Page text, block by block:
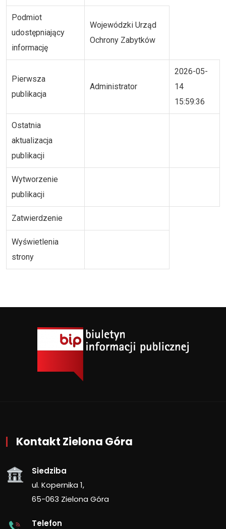
Podmiot
udostępniający
informację
Wojewódzki Urząd
Ochrony Zabytków
Pierwsza
publikacja
Administrator
2026-05-
14
15:59:36
Ostatnia
aktualizacja
publikacji
Wytworzenie
publikacji
Zatwierdzenie
Wyświetlenia
strony
Kontakt Zielona Góra
Siedziba
ul. Kopernika 1,
65-063 Zielona Góra
Telefon